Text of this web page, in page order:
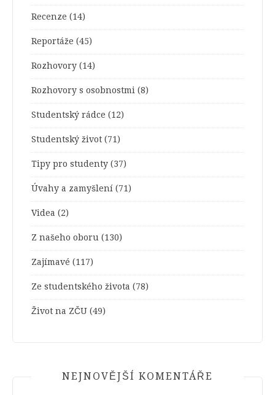
Recenze (14)
Reportáže (45)
Rozhovory (14)
Rozhovory s osobnostmi (8)
Studentský rádce (12)
Studentský život (71)
Tipy pro studenty (37)
Úvahy a zamyšlení (71)
Videa (2)
Z našeho oboru (130)
Zajímavé (117)
Ze studentského života (78)
Život na ZČU (49)
NEJNOVĚJŠÍ KOMENTÁŘE